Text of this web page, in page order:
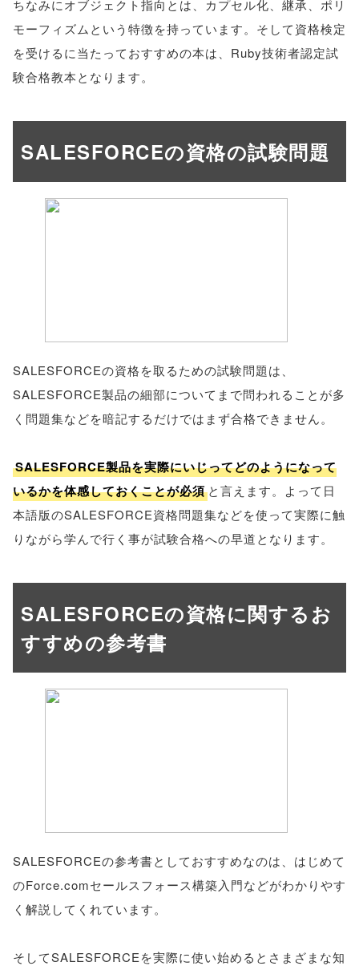
ちなみにオブジェクト指向とは、カプセル化、継承、ポリ
モーフィズムという特徴を持っています。そして資格検定
を受けるに当たっておすすめの本は、Ruby技術者認定試
験合格教本となります。
SALESFORCEの資格の試験問題
SALESFORCEの資格を取るための試験問題は、
SALESFORCE製品の細部についてまで問われることが多
く問題集などを暗記するだけではまず合格できません。
SALESFORCE製品を実際にいじってどのようになって
いるかを体感しておくことが必須 と言えます。よって日
本語版のSALESFORCE資格問題集などを使って実際に触
りながら学んで行く事が試験合格への早道となります。
SALESFORCEの資格に関するお
すすめの参考書
SALESFORCEの参考書としておすすめなのは、はじめて
のForce.comセールスフォース構築入門などがわかりやす
く解説してくれています。
そしてSALESFORCEを実際に使い始めるとさまざまな知